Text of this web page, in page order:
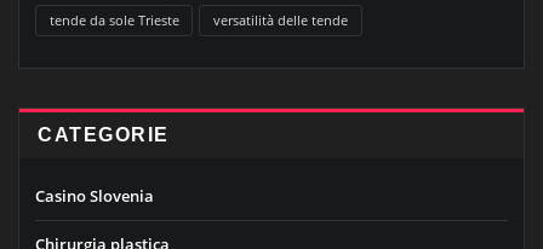
tende da sole Trieste versatilità delle tende
CATEGORIE
Casino Slovenia
Chirurgia plastica